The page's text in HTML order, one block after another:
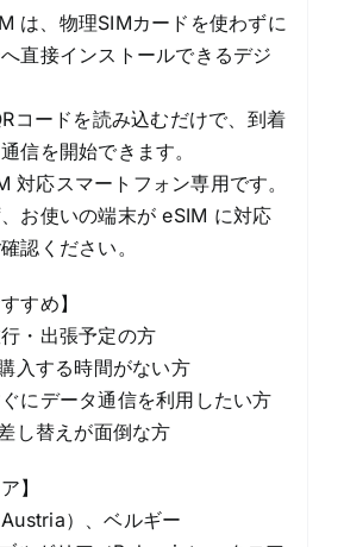
は、物理SIMカードを使わずに
直接インストールできるデジ
コードを読み込むだけで、到着
信を開始できます。
対応スマートフォン専用です。
お使いの端末が eSIM に対応
認ください。
すめ】
・出張予定の方
入する時間がない方
ぐにデータ通信を利用したい方
し替えが面倒な方
】
）、ベルギー